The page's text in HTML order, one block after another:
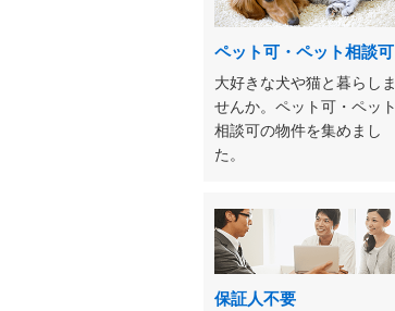
ペット可・ペット相談可
大好きな犬や猫と暮らしま
せんか。ペット可・ペット
相談可の物件を集めまし
た。
保証人不要